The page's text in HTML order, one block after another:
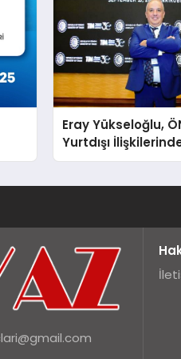
Eray Yükseloğlu,
Yurtdışı
Genel Başkan